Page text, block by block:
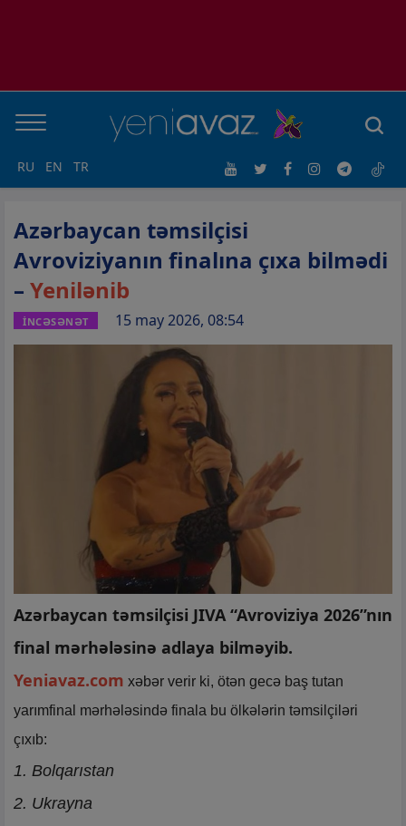
RU EN TR
Azərbaycan təmsilçisi
Avroviziyanın finalına çıxa bilmədi
– Yenilənib
İNCƏSƏNƏT 15 may 2026, 08:54
Azərbaycan təmsilçisi JIVA “Avroviziya 2026”nın
final mərhələsinə adlaya bilməyib.
Yeniavaz.com xəbər verir ki, ötən gecə baş tutan
yarımfinal mərhələsində finala bu ölkələrin təmsilçiləri
çıxıb:
1. Bolqarıstan
2. Ukrayna